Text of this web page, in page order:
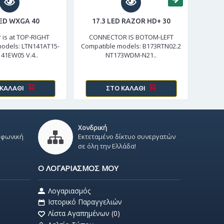
WXGA 40
at TOP-RIGHT
LTN141AT15-
V.4..
17.3 LED RAZOR HD+ 30
CONNECTOR IS BOTOM-LEFT
Compatible models: B173RTN02.2
NT173WDM-N21..
ΣΤΟ ΚΑΛΆΘΙ
Χονδρική
Εκτεταμένο δίκτυο συνεργατών
σε όλη την Ελλάδα!
Ο ΛΟΓΑΡΙΑΣΜΌΣ ΜΟΥ
Λογαριασμός
Ιστορικό Παραγγελιών
Λίστα Αγαπημένων (0)